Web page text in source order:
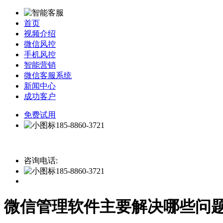
首页
视频介绍
微信风控
手机风控
智能营销
微信客服系统
新闻中心
成功客户
免费试用
185-8860-3721
咨询电话:
185-8860-3721
微信管理软件主要解决哪些问